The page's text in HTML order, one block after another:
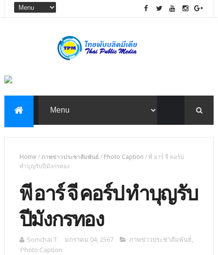
Home /ภาพข่าวประชาสัมพันธ์ / Photo Caption /พี อาร์ จี คอร์ป
ทำบุญรับปีมังกรทอง
พี อาร์ จี คอร์ป ทำบุญรับ
ปีมังกรทอง
Somchai T. มกราคม 04, 2567 ภาพข่าวประชาสัมพันธ์,
Photo Caption